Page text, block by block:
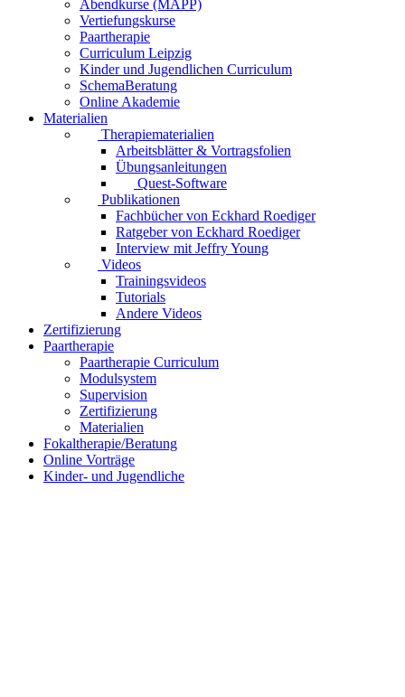
Abendkurse (MAPP)
Vertiefungskurse
Paartherapie
Curriculum Leipzig
Kinder und Jugendlichen Curriculum
SchemaBeratung
Online Akademie
Materialien
Therapiematerialien
Arbeitsblätter & Vortragsfolien
Übungsanleitungen
Quest-Software
Publikationen
Fachbücher von Eckhard Roediger
Ratgeber von Eckhard Roediger
Interview mit Jeffry Young
Videos
Trainingsvideos
Tutorials
Andere Videos
Zertifizierung
Paartherapie
Paartherapie Curriculum
Modulsystem
Supervision
Zertifizierung
Materialien
Fokaltherapie/Beratung
Online Vorträge
Kinder- und Jugendliche